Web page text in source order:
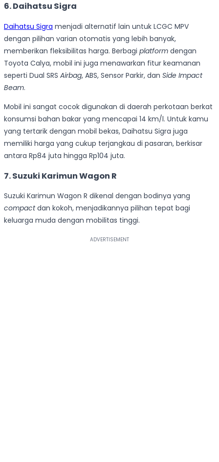
6.Daihatsu Sigra
Daihatsu Sigra menjadi alternatif lain untuk LCGC MPV
dengan pilihan varian otomatis yang lebih banyak,
memberikan fleksibilitas harga. Berbagi platform dengan
Toyota Calya, mobil ini juga menawarkan fitur keamanan
seperti Dual SRS Airbag, ABS, Sensor Parkir, dan Side Impact
Beam.
Mobil ini sangat cocok digunakan di daerah perkotaan berkat
konsumsi bahan bakar yang mencapai 14 km/l. Untuk kamu
yang tertarik dengan mobil bekas, Daihatsu Sigra juga
memiliki harga yang cukup terjangkau di pasaran, berkisar
antara Rp84 juta hingga Rp104 juta.
7.Suzuki Karimun Wagon R
Suzuki Karimun Wagon R dikenal dengan bodinya yang
compactdan kokoh, menjadikannya pilihan tepat bagi
keluarga muda dengan mobilitas tinggi.